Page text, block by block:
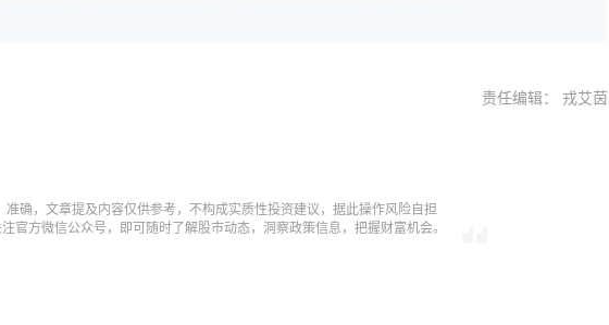
责任编辑： 戎艾茵
确，文章提及内容仅供参考，不构成实质性投资建议，据此操作风险自担
官方微信公众号，即可随时了解股市动态，洞察政策信息，把握财富机会。